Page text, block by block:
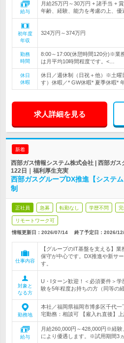
給与
月給25万円～30万円 + 諸手当 +
年齢、経験、能力を考慮の上、
初年度
年収
324万円～374万円
勤務
時間
8:00～17:00(休憩時間120分)※業
は月平均10時間程度です。<…
休日
休暇
休日／週休制（日祝＋他）※土曜
す）休暇／* GW休暇* 夏季休暇*
求人詳細を見る
新着
西部ガス情報システム株式会社 | 西部ガ
122日｜福利厚生充実
西部ガスグループDX推進【システ
制
正社員 急募 転勤なし 学歴不問
リモートワーク可
情報更新日：2026/07/14 終了予定日： 2026/
仕事内容
【グループのIT基盤を支える】
保守が中心です。DX推進や新サ
す。
対象と
なる方
U・Iターン歓迎！＜必須要件＞
験を5年程度お持ちの方（同等の経
勤務地
本社／福岡県福岡市博多区千代
宅勤務：相談可 【雇入れ直後】上
給与
月給260,000円～428,000円※経
により優遇します。※試用期間3